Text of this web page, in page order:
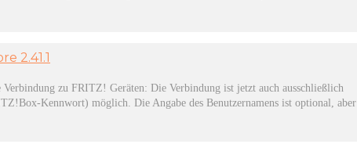
2.41.1
Verbindung zu FRITZ! Geräten: Die Verbindung ist jetzt auch ausschließlich
Kennwort) möglich. Die Angabe des Benutzernamens ist optional, aber